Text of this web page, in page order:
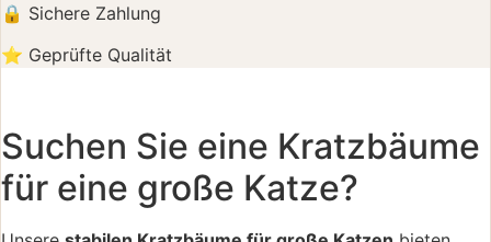
🔒 Sichere Zahlung
⭐ Geprüfte Qualität
Suchen Sie eine Kratzbäume
für eine große Katze?